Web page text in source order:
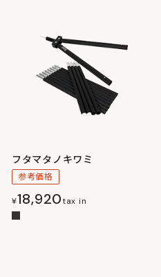
フタマタノキワミ
参考価格
¥18,920tax in